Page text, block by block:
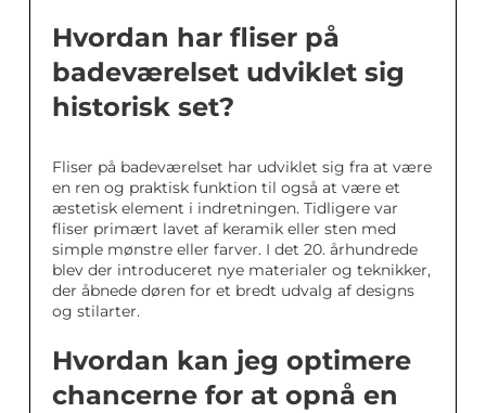
Hvordan har fliser på
badeværelset udviklet sig
historisk set?
Fliser på badeværelset har udviklet sig fra at være
en ren og praktisk funktion til også at være et
æstetisk element i indretningen. Tidligere var
fliser primært lavet af keramik eller sten med
simple mønstre eller farver. I det 20. århundrede
blev der introduceret nye materialer og teknikker,
der åbnede døren for et bredt udvalg af designs
og stilarter.
Hvordan kan jeg optimere
chancerne for at opnå en